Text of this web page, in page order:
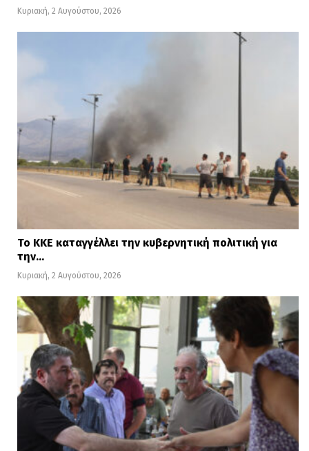
Κυριακή, 2 Αυγούστου, 2026
Το ΚΚΕ καταγγέλλει την κυβερνητική πολιτική για
την…
Κυριακή, 2 Αυγούστου, 2026